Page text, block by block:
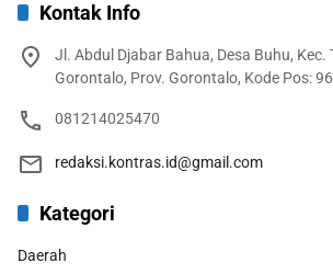
Kontak Info
Jl. Abdul Djabar Bahua, Desa Buhu, Kec.
Gorontalo, Prov. Gorontalo, Kode Pos:
081214025470
redaksi.kontras.id@gmail.com
Kategori
Daerah